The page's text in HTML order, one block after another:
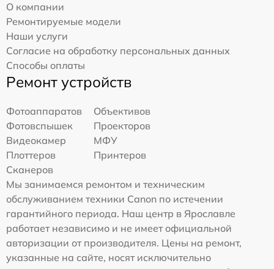
О компании
Ремонтируемые модели
Наши услуги
Согласие на обработку персональных данных
Способы оплаты
Ремонт устройств
Фотоаппаратов
Объективов
Фотовспышек
Проекторов
Видеокамер
МФУ
Плоттеров
Принтеров
Сканеров
Мы занимаемся ремонтом и техническим
обслуживанием техники Canon по истечении
гарантийного периода. Наш центр в Ярославле
работает независимо и не имеет официальной
авторизации от производителя. Цены на ремонт,
указанные на сайте, носят исключительно